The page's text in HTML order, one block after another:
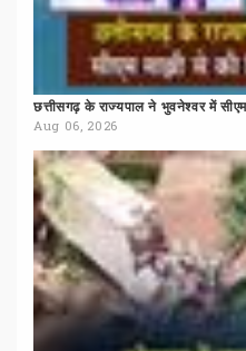
छत्तीसगढ़ के राज्यपाल ने भुवनेश्वर में सीएम
Aug 06, 2026